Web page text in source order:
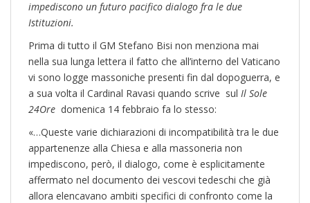
impediscono un futuro pacifico dialogo fra le due
Istituzioni.
Prima di tutto il GM Stefano Bisi non menziona mai
nella sua lunga lettera il fatto che all’interno del Vaticano
vi sono logge massoniche presenti fin dal dopoguerra, e
a sua volta il Cardinal Ravasi quando scrive sul Il Sole
24Ore domenica 14 febbraio fa lo stesso:
«…Queste varie dichiarazioni di incompatibilità tra le due
appartenenze alla Chiesa e alla massoneria non
impediscono, però, il dialogo, come è esplicitamente
affermato nel documento dei vescovi tedeschi che già
allora elencavano ambiti specifici di confronto come la